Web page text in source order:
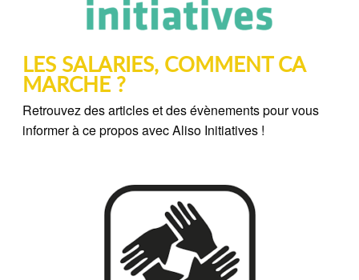
LES SALARIES, COMMENT CA
MARCHE ?
Retrouvez des articles et des évènements pour vous
informer à ce propos avec Aliso Initiatives !